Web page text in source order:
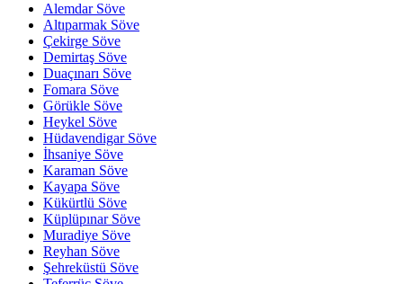
Alemdar Söve
Altıparmak Söve
Çekirge Söve
Demirtaş Söve
Duaçınarı Söve
Fomara Söve
Görükle Söve
Heykel Söve
Hüdavendigar Söve
İhsaniye Söve
Karaman Söve
Kayapa Söve
Kükürtlü Söve
Küplüpınar Söve
Muradiye Söve
Reyhan Söve
Şehreküstü Söve